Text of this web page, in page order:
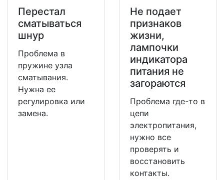
Перестал
сматываться
шнур
Проблема в
пружине узла
сматывания.
Нужна ее
регулировка или
замена.
Не подает
признаков
жизни,
лампочки
индикатора
питания не
загораются
Проблема где-то в
цепи
электропитания,
нужно все
проверять и
восстановить
контакты.